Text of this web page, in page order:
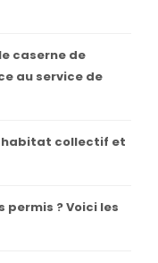
caserne de
au service de
habitat collectif et
permis ? Voici les